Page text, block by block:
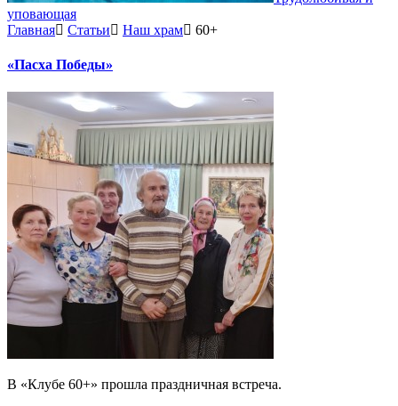
уповающая
Главная
Статьи Наш храм 60+
«Пасха Победы»
В «Клубе 60+» прошла праздничная встреча.